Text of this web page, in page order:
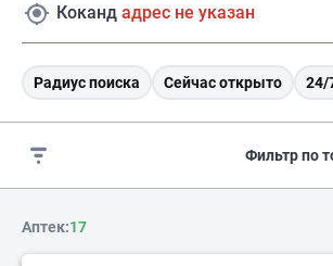
Коканд адрес не указан
Радиус поиска Сейчас открыто 24/
Фильтр по
Аптек:17